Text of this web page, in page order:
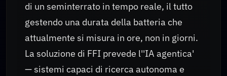
di un seminterrato in tempo reale, il tutto
gestendo una durata della batteria che
attualmente si misura in ore, non in giorni.
La soluzione di FFI prevede l''IA agentica'
— sistemi capaci di ricerca autonoma e